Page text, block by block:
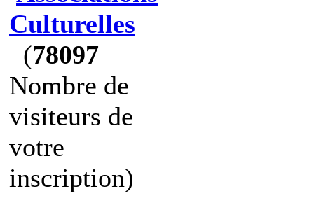
Culturelles
(78097
Nombre de
visiteurs de
votre
inscription)